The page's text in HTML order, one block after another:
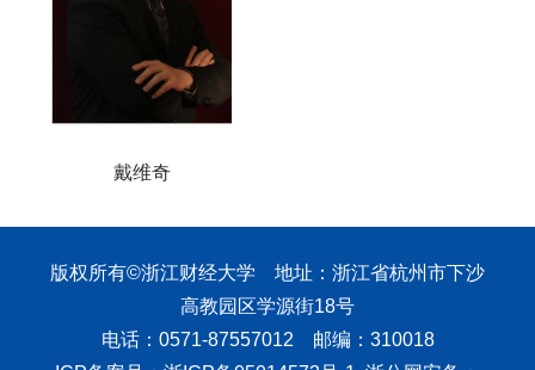
戴维奇
版权所有©浙江财经大学 地址：浙江省杭州市下沙
高教园区学源街18号
电话：0571-87557012 邮编：310018